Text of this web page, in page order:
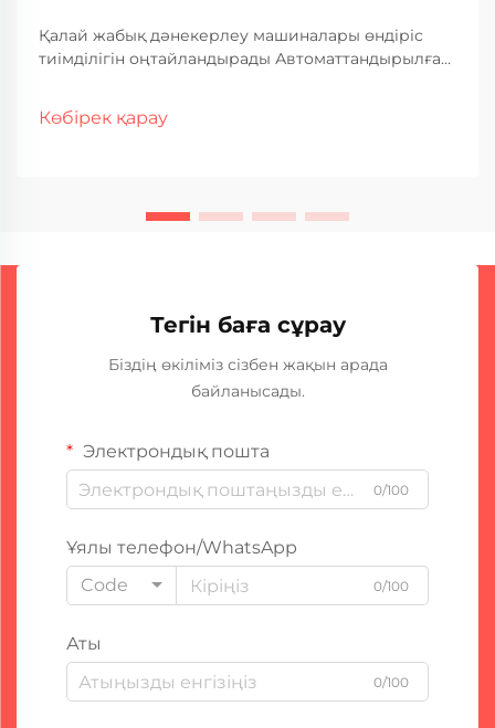
Қалай жабық дәнекерлеу машиналары өндіріс
тиімділігін оңтайландырады Автоматтандырылған
жұмыс істейді, бұл фабрикаларға күні бойы
Көбірек қарау
Тегін баға сұрау
Біздің өкіліміз сізбен жақын арада
байланысады.
Электрондық пошта
0/100
Ұялы телефон/WhatsApp
Code
0/100
Аты
0/100